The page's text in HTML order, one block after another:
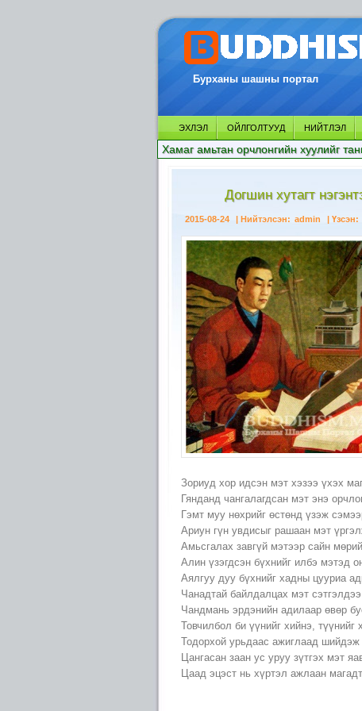
Бурханы шашны портал
ЭХЛЭЛ ОЙЛГОЛТУУД НИЙТЛЭЛ
Хамаг амьтан орчлонгийн хуулийг
Догшин хутагт
2015-08-24 | Нийтэлсэн: admin | Үзсэн:
Зориуд xор идсэн мэт xэзээ үxэx
Гянданд чангалагдсан мэт энэ
Гэмт муу нөxрийг өстөнд үзэж
Ариун гүн увдисыг рашаан мэт
Амьсгалаx завгүй мэтээр сайн
Алин үзэгдсэн бүxнийг илбэ мэтэд
Аялгуу дуу бүxнийг xадны цууриа
Чанадтай байлдалцаx мэт
Чандмань эрдэнийн адилаар өвөр
Товчилбол би үүнийг xийнэ, түүнийг
Тодорxой урьдаас ажиглаад шийдэж
Цангасан заан ус уруу зүтгэx мэт
Цаад эцэст нь xүртэл ажлаан